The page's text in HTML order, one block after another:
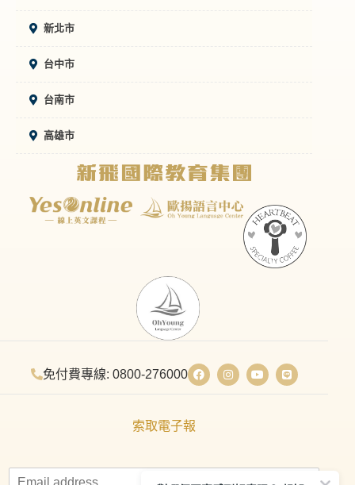
新北市
台中市
台南市
高雄市
免付費專線: 0800-276000
索取電子報